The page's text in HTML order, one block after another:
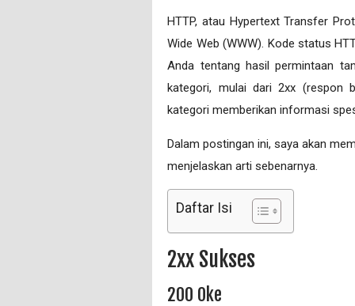
HTTP, atau Hypertext Transfer
Wide Web (WWW). Kode status
Anda tentang hasil permintaan
kategori, mulai dari 2xx (respon
kategori memberikan informasi
Dalam postingan ini, saya akan
menjelaskan arti sebenarnya.
Daftar Isi
2xx Sukses
200 Oke